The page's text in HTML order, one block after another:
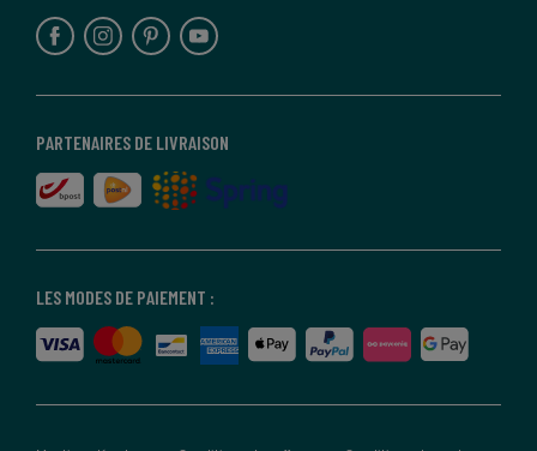
LES MODES DE PAIEMENT :
PARTENAIRES DE LIVRAISON